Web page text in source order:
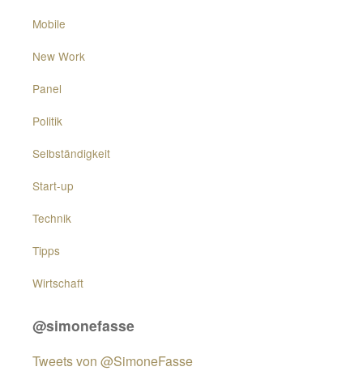
Mobile
New Work
Panel
Politik
Selbständigkeit
Start-up
Technik
Tipps
Wirtschaft
@simonefasse
Tweets von @SimoneFasse